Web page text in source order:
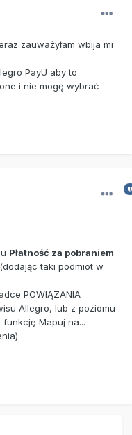
zauważyłam wbija mi
PayU aby to
i nie mogę wybrać
Płatność za pobraniem
taki podmiot w
POWIĄZANIA
Allegro, lub z poziomu
Mapuj na...